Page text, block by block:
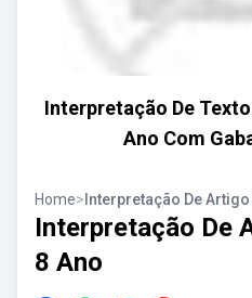
Interpretação De
Ano Com
Home> Interpretação De
Interpretação De
8 Ano